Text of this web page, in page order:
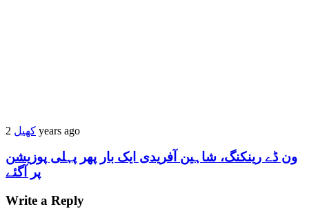
کھیل 2 years ago
ون ڈے رینکنگ، شاہین آفریدی ایک بار پھر پہلی پوزیشن
پر آگئے
Write a Reply